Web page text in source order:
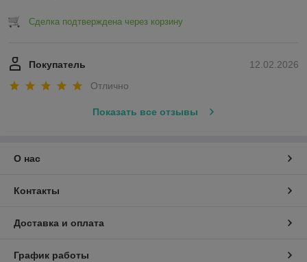
Сделка подтверждена через корзину
12.02.2026
Покупатель
Отлично
Показать все отзывы
О нас
Контакты
Доставка и оплата
График работы